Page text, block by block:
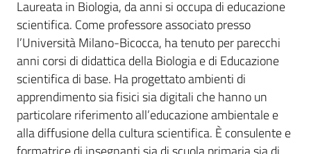
Laureata in Biologia, da anni si occupa di educazione
scientifica. Come professore associato presso
l’Università Milano-Bicocca, ha tenuto per parecchi
anni corsi di didattica della Biologia e di Educazione
scientifica di base. Ha progettato ambienti di
apprendimento sia fisici sia digitali che hanno un
particolare riferimento all’educazione ambientale e
alla diffusione della cultura scientifica. È consulente e